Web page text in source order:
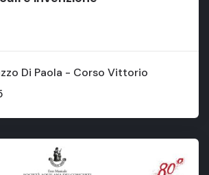
Di Paola - Corso Vittorio